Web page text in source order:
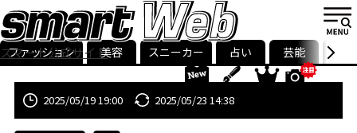
スマート公式サイト
smart最新号
記事一覧ランキング
ストリ
ファッション 美容 スニーカー 占い 芸能 グル
2025/05/19 19:00 2025/05/23 14:38